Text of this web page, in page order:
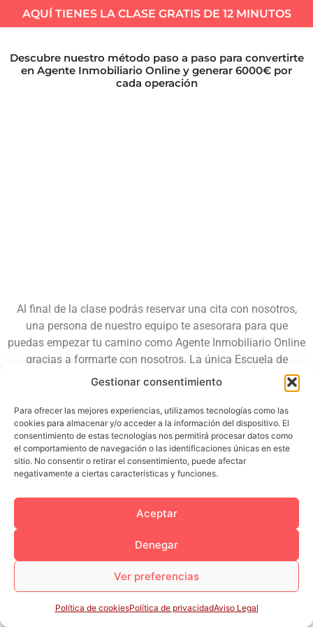
Gestionar consentimiento
Para ofrecer las mejores experiencias, utilizamos tecnologías como las
cookies para almacenar y/o acceder a la información del dispositivo. El
consentimiento de estas tecnologías nos permitirá procesar datos como
el comportamiento de navegación o las identificaciones únicas en este
sitio. No consentir o retirar el consentimiento, puede afectar
negativamente a ciertas características y funciones.
Aceptar
Denegar
Ver preferencias
Política de cookiesPolítica de privacidadAviso Legal
AQUÍ TIENES LA CLASE GRATIS DE 12 MINUTOS
Descubre nuestro método paso a paso para convertirte
en Agente Inmobiliario Online y generar 6000€ por
cada operación
Al final de la clase podrás reservar una cita con nosotros,
una persona de nuestro equipo te asesorara para que
puedas empezar tu camino como Agente Inmobiliario Online
gracias a formarte con nosotros. La única Escuela de
Negocios Inmobiliarios Online de habla Hispana.